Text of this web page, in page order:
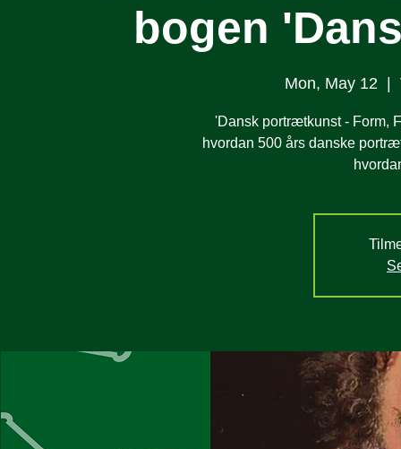
bogen
Mon, May 12
  |
'Dansk portrætkunst - Form,
hvordan 500 års danske